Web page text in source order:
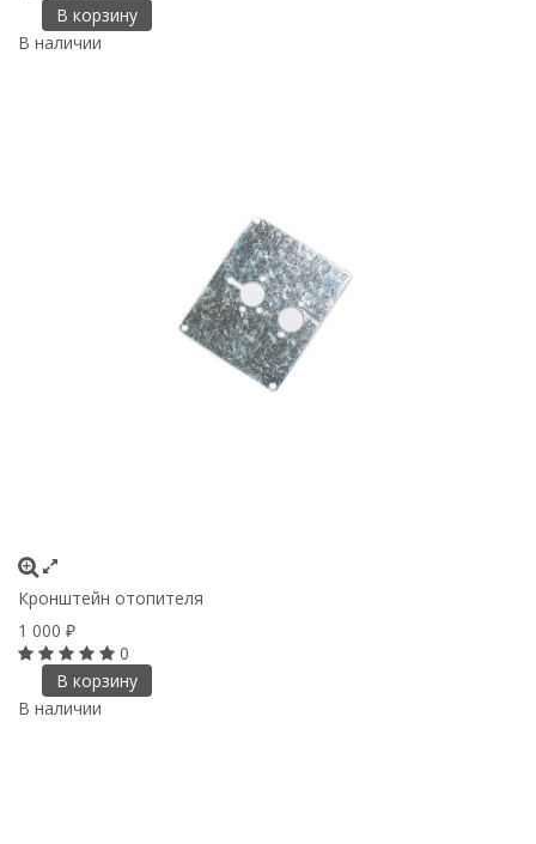
В корзину
В наличии
Кронштейн отопителя
1 000 ₽
0
В корзину
В наличии